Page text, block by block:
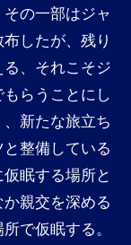
の一部はジャ
したが、残り
、それこそジ
らうことにし
新たな旅立ち
整備している
眠する場所と
親交を深める
で仮眠する。